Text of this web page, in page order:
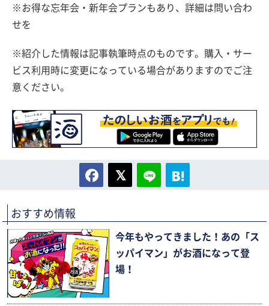
※お得な忘年会・新年会プランもあり、詳細は問い合わ
せを
※紹介した情報は記事執筆時点のものです。購入・サー
ビス利用時に変更になっている場合がありますのでご注
意ください。
おすすめ情報
今年もやってきました！あの「ス
ッパイマン」がお酒になって登
場！